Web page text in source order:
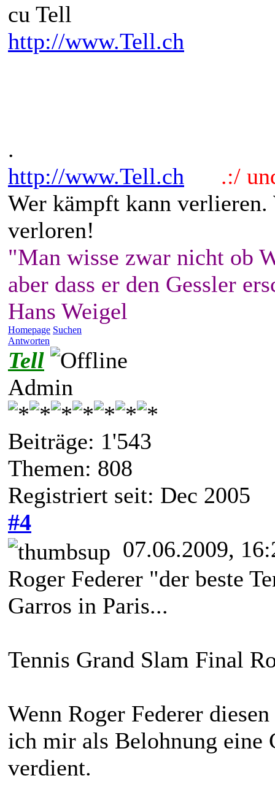
cu Tell
http://www.Tell.ch
.
http://www.Tell.ch
.:/
Wer kämpft kann
verloren!
"Man wisse zwar nicht ob
aber dass er den Gessler
Hans Weigel
Homepage Suchen
Antworten
Tell
Admin
Beiträge: 1'543
Themen: 808
Registriert seit: Dec 2005
#4
07.06.2009,
Roger Federer "der beste
Garros in Paris...
Tennis Grand Slam Final
Wenn Roger Federer
ich mir als Belohnung eine
verdient.